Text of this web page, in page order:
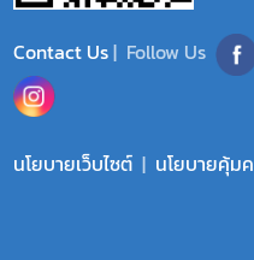
Contact Us| Follow Us
นโยบายเว็บไซต์ | นโยบายคุ้ม